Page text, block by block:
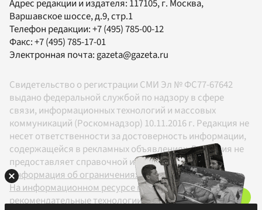
Адрес редакции и издателя: 117105, г. Москва,
Варшавское шоссе, д.9, стр.1
Телефон редакции:+7 (495) 785-00-12
Факс:+7 (495) 785-17-01
Электронная почта:gazeta@gazeta.ru
Свидетельство о регистрации СМИ Эл № ФС77-67642
выдано федеральной службой по надзору в сфере
связи, информационных технологий и массовых
коммуникаций (Роскомнадзор) 10.11.2016 г. Редакция не
несет ответственности за достоверность информации,
содержащейся в рекламных объявлениях. Редакция не
предоставляет справочной информации.
Информация об ограничениях
На информационном ресурсе применяются
рекомендательные технологии в соответствии с